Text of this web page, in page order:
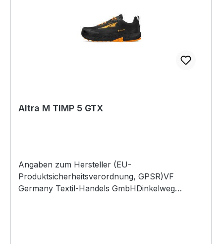
Altra M TIMP 5 GTX
Angaben zum Hersteller (EU-
Produktsicherheitsverordnung, GPSR)VF
Germany Textil-Handels GmbHDinkelweg